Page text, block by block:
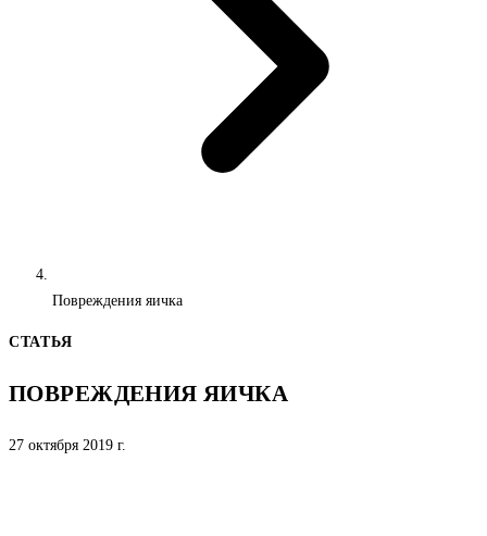
Повреждения яичка
СТАТЬЯ
ПОВРЕЖДЕНИЯ ЯИЧКА
27 октября 2019 г.